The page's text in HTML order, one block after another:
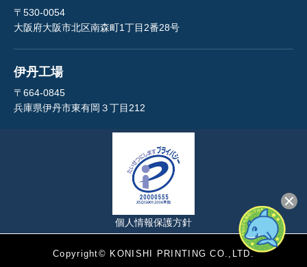
〒530-0054
大阪府大阪市北区南森町1丁目2番28号
伊丹工場
〒664-0845
兵庫県伊丹市東有岡３丁目212
個人情報保護方針
Copyright© KONISHI PRINTING CO.,LTD.